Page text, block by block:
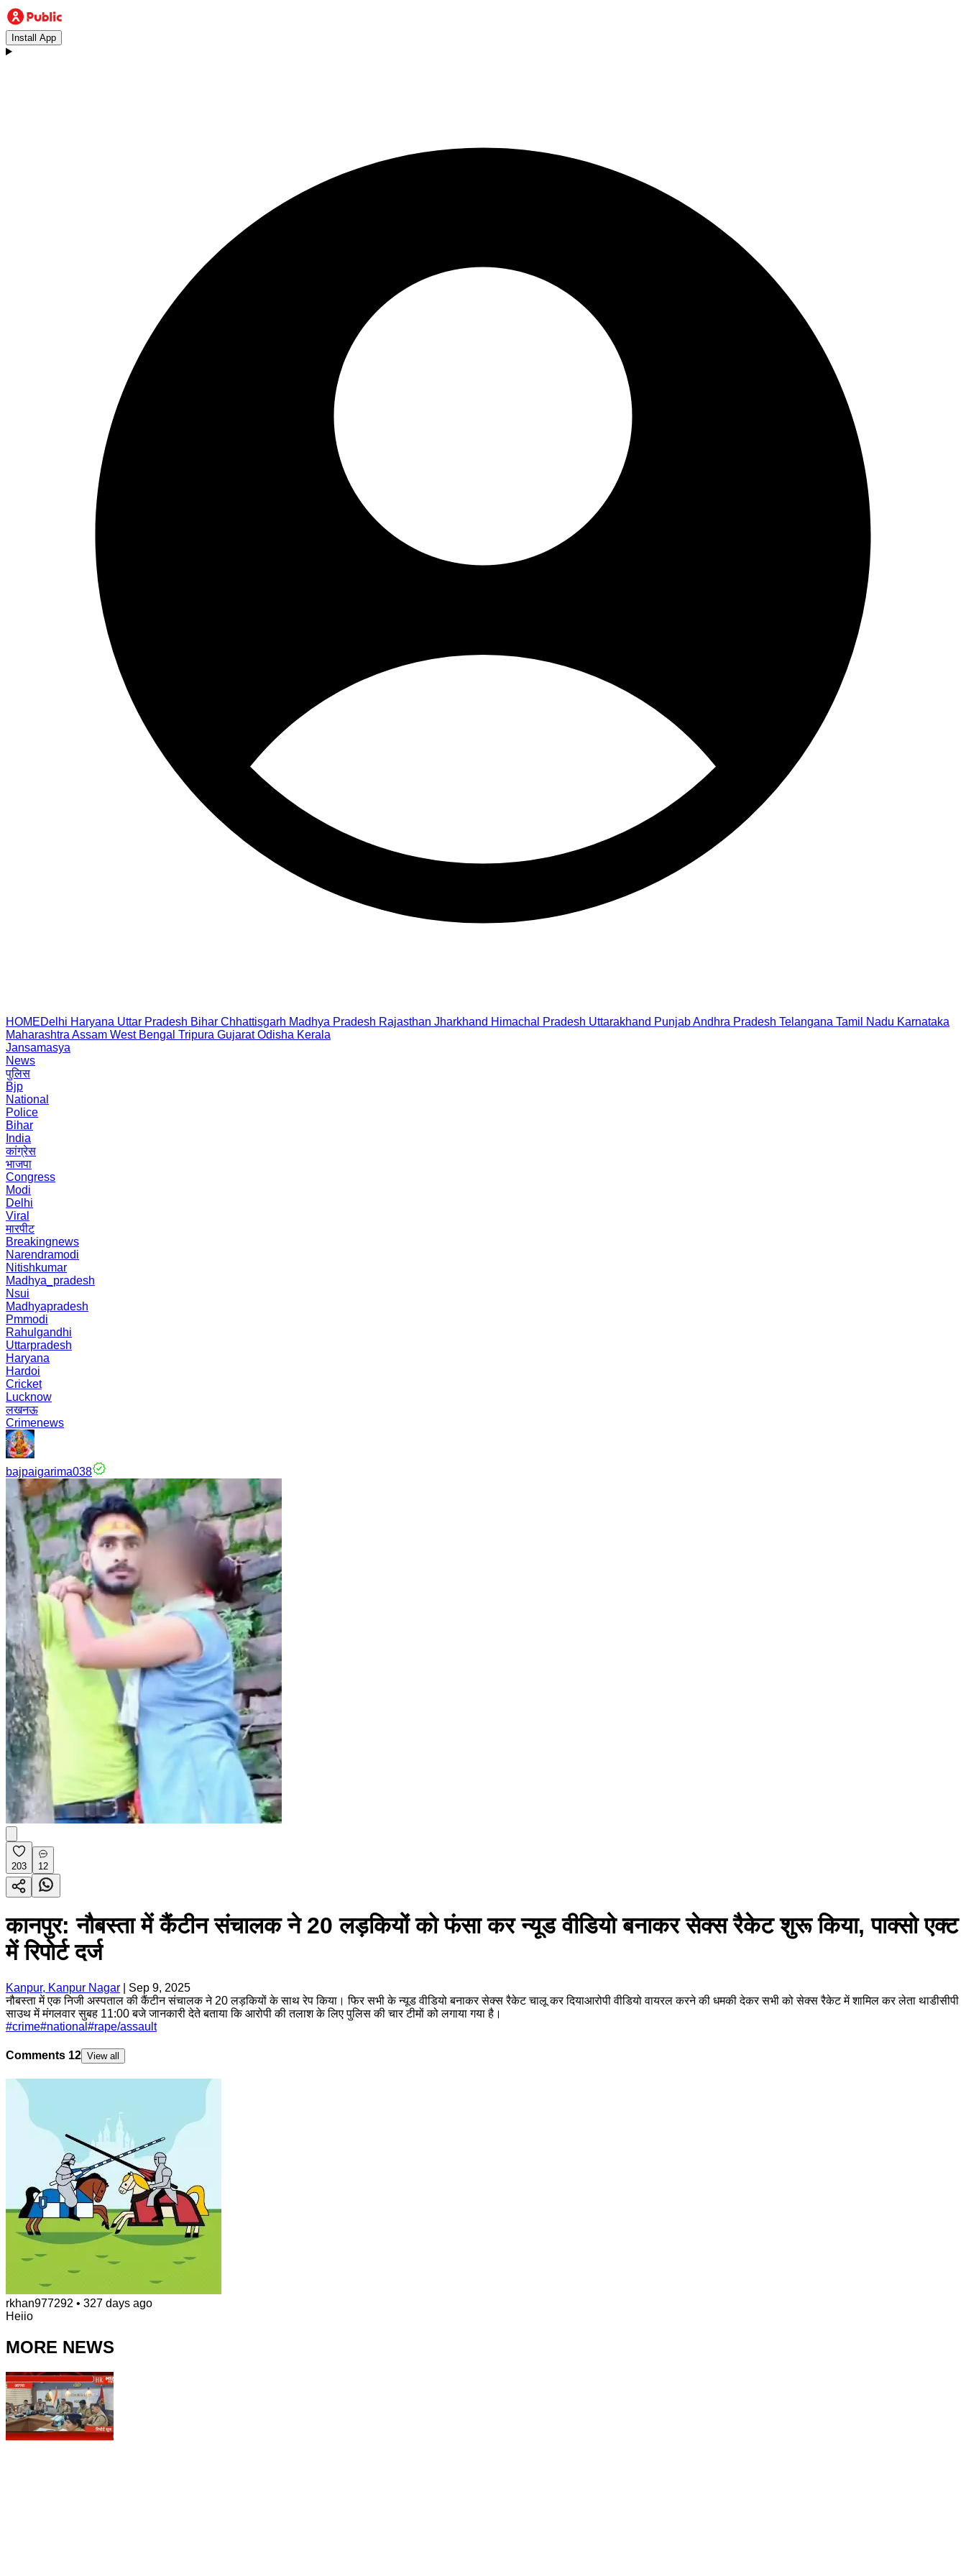
Install App
HOMEDelhi Haryana Uttar Pradesh Bihar Chhattisgarh Madhya Pradesh Rajasthan Jharkhand Himachal Pradesh Uttarakhand PunjabAndhra Pradesh Telangana Tamil Nadu Karnataka
Maharashtra Assam West Bengal Tripura Gujarat Odisha Kerala
Jansamasya
News
पुलिस
Bjp
National
Police
Bihar
India
कांग्रेस
भाजपा
Congress
Modi
Delhi
Viral
मारपीट
Breakingnews
Narendramodi
Nitishkumar
Madhya_pradesh
Nsui
Madhyapradesh
Pmmodi
Rahulgandhi
Uttarpradesh
Haryana
Hardoi
Cricket
Lucknow
लखनऊ
Crimenews
bajpaigarima038
203 12
कानपुर: नौबस्ता में कैंटीन संचालक ने 20 लड़कियों को फंसा कर न्यूड वीडियो बनाकर सेक्स रैकेट शुरू किया, पाक्सो एक्ट
में रिपोर्ट दर्ज
Kanpur, Kanpur Nagar
Sep 9, 2025
नौबस्ता में एक निजी अस्पताल की कैंटीन संचालक ने 20 लड़कियों के साथ रेप किया। फिर सभी के न्यूड वीडियो बनाकर सेक्स रैकेट चालू कर दियाआरोपी वीडियो वायरल करने की धमकी देकर सभी को सेक्स रैकेट में शामिल कर लेता थाडीसीपी
साउथ में मंगलवार सुबह 11:00 बजे जानकारी देते बताया कि आरोपी की तलाश के लिए पुलिस की चार टीमों को लगाया गया है।
#crime#national #rape/assault
Comments 12 View all
rkhan977292 • 327 days ago
Heiio
MORE NEWS